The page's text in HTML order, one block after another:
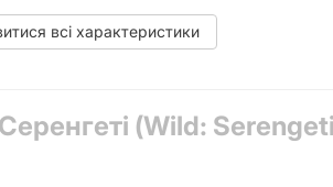
Drafting, Pattern Building, Set Collection,
всі характеристики
(Wild: